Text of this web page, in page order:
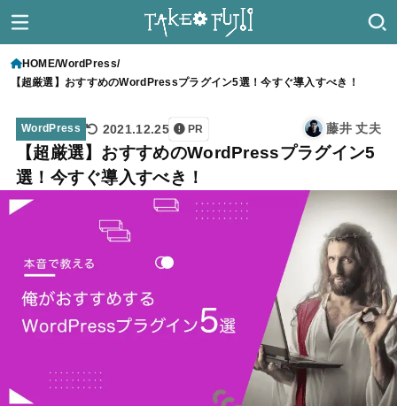
HOME WordPress
【超厳選】おすすめのWordPressプラグイン5選！今すぐ導入すべき！
WordPress 2021.12.25 PR 藤井 丈夫
【超厳選】おすすめのWordPressプラグイン5
選！今すぐ導入すべき！